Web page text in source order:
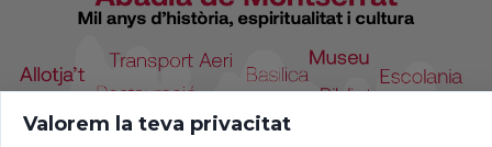
Valorem la teva privacitat